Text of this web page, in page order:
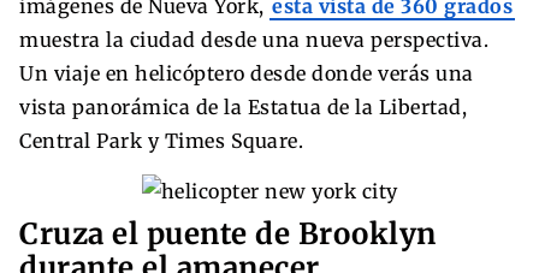
imágenes de Nueva York, esta vista de 360 ​​grados
muestra la ciudad desde una nueva perspectiva.
Un viaje en helicóptero desde donde verás una
vista panorámica de la Estatua de la Libertad,
Central Park y Times Square.
Cruza el puente de Brooklyn